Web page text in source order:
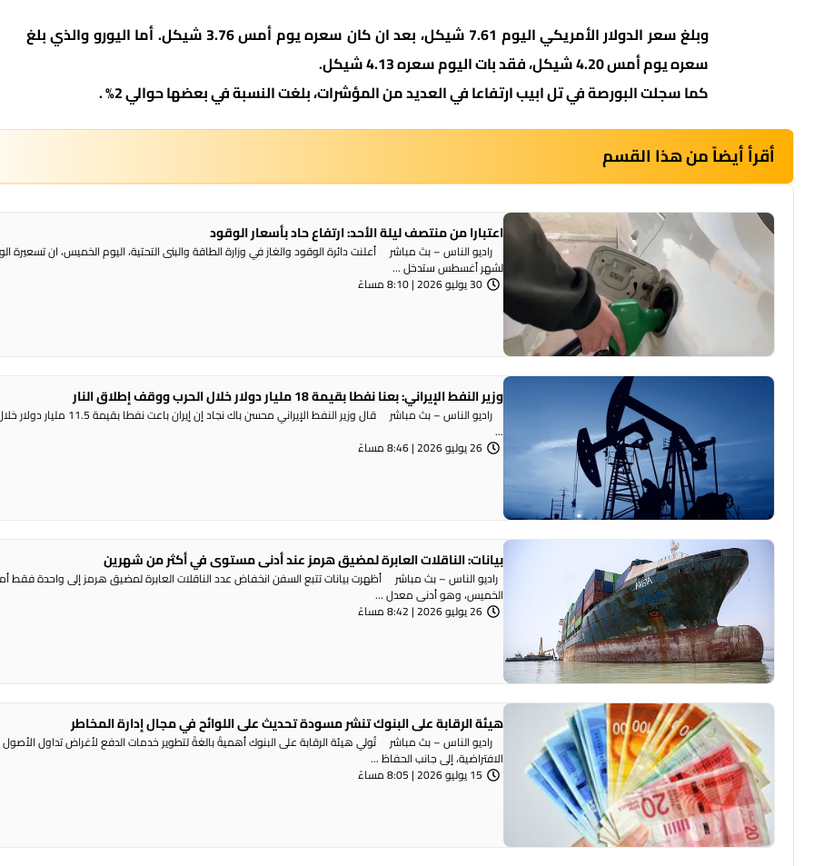
وبلغ سعر الدولار الأمريكي اليوم 7.61 شيكل، بعد ان كان سعره يوم أمس 3.76 شيكل. أما اليورو والذي بلغ
سعره يوم أمس 4.20 شيكل، فقد بات اليوم سعره 4.13 شيكل.
كما سجلت البورصة في تل ابيب ارتفاعا في العديد من المؤشرات، بلغت النسبة في بعضها حوالي 2% .
أقرأ أيضاً من هذا القسم
اعتبارا من منتصف ليلة الأحد: ارتفاع حاد بأسعار الوقود
راديو الناس – بث مباشر أعلنت دائرة الوقود والغاز في وزارة الطاقة والبنى التحتية، اليوم الخميس، ان تسعيرة
لشهر أغسطس ستدخل ...
30 يوليو 2026 | 8:10 مساءً
وزير النفط الإيراني: بعنا نفطا بقيمة 18 مليار دولار خلال الحرب ووقف إطلاق النار
راديو الناس – بث مباشر قال وزير النفط الإيراني محسن باك نجاد إن إيران
...
26 يوليو 2026 | 8:46 مساءً
بيانات: الناقلات العابرة لمضيق هرمز عند أدنى مستوى في أكثر من شهرين
راديو الناس – بث مباشر أظهرت بيانات تتبع السفن انخفاض عدد الناقلات العابرة لمضيق هرمز إلى واحدة فقط
الخميس، وهو أدنى معدل ...
26 يوليو 2026 | 8:42 مساءً
هيئة الرقابة على البنوك تنشر مسودة تحديث على اللوائح في مجال إدارة المخاطر
راديو الناس – بث مباشر تُولي هيئة الرقابة على البنوك أهميةً بالغةً لتطوير خدمات الدفع لأغراض تداول الأصول
الافتراضية، إلى جانب الحفاظ ...
15 يوليو 2026 | 8:05 مساءً